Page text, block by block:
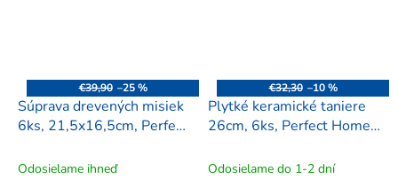
€39,90 –25 %
Súprava drevených misiek
6ks, 21,5x16,5cm, Perfect
Odosielame ihneď
€32,30 –10 %
Plytké keramické taniere
26cm, 6ks, Perfect Home
Odosielame do 1-2 dní